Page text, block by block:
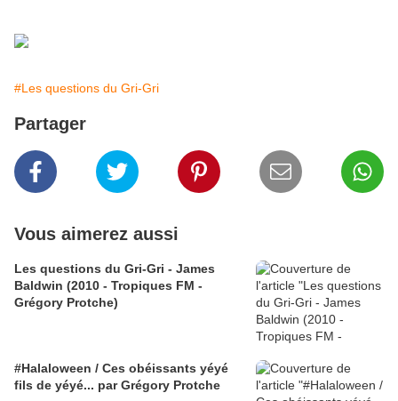
#Les questions du Gri-Gri
Partager
Vous aimerez aussi
Les questions du Gri-Gri - James
Baldwin (2010 - Tropiques FM -
Grégory Protche)
#Halaloween / Ces obéissants yéyé
fils de yéyé... par Grégory Protche